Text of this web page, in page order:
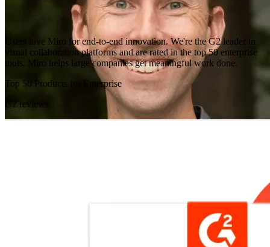
Users love Miro for end-to-end innovation. We're the G2 leader in
visual collaboration platforms and are rated in the top 50 enterprise
tools. Miro helps large companies get meaningful work done.
Top 50 Products for Enterprise
G2 reviews